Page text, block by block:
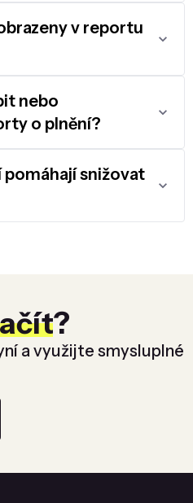
v reportu
nebo
o plnění?
snižovat
?
a využijte smysluplné